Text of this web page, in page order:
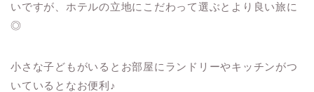
いですが、ホテルの立地にこだわって選ぶとより良い旅に
◎
小さな子どもがいるとお部屋にランドリーやキッチンがつ
いているとなお便利♪